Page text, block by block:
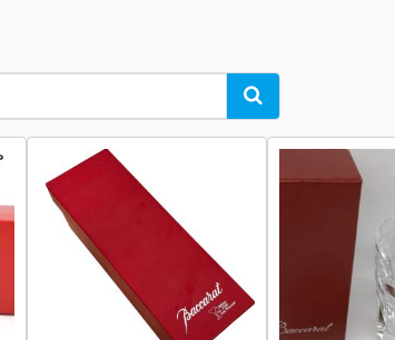
Search